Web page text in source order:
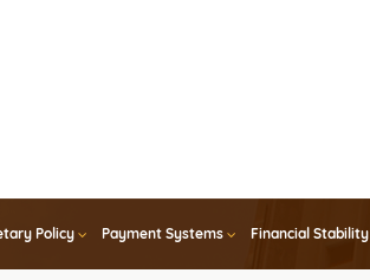
Policy Payment Systems Financial Stability